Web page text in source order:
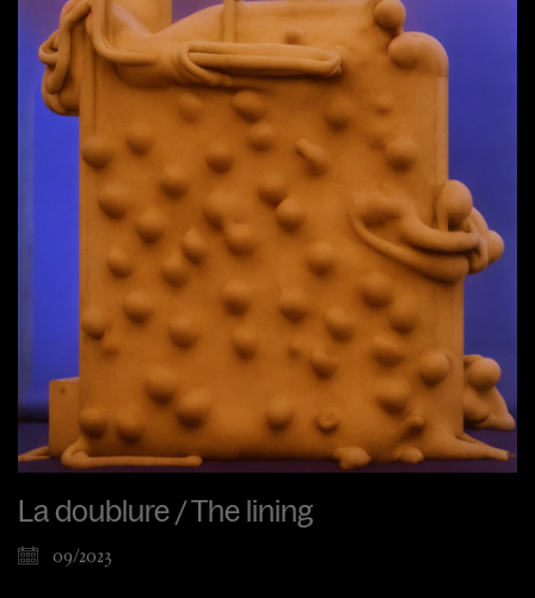
La doublure / The lining
09/2023